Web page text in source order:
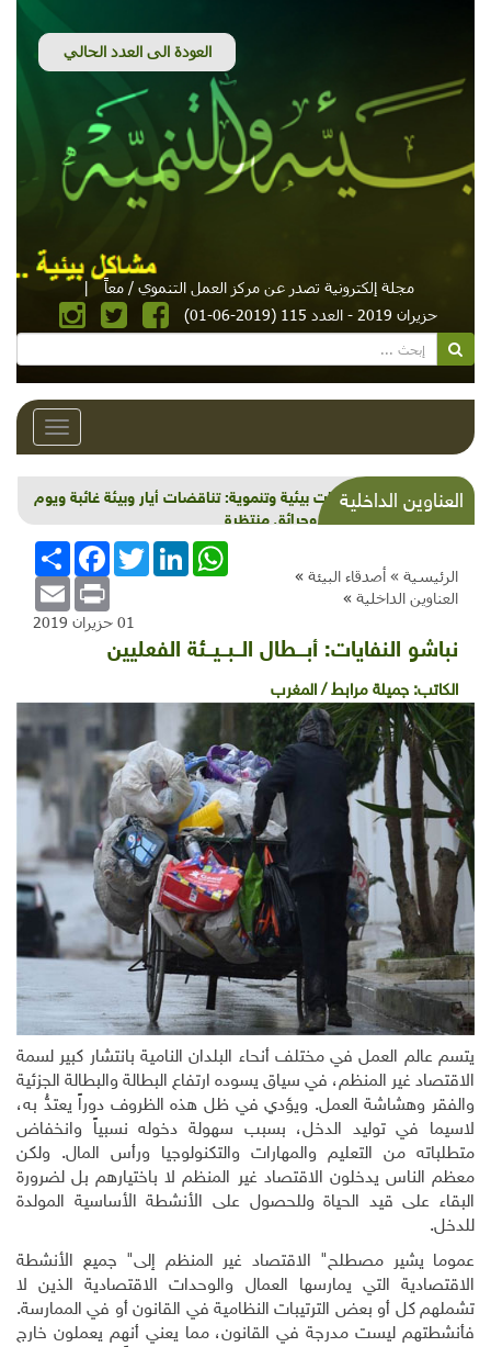
مجلة إلكترونية تصدر عن مركز العمل التنموي / معاً
|
حزيران 2019 - العدد 115 (2019-06-01)
Toggle
العناوين الداخليةشذرات بيئية وتنموية: تناقضات أيار وبيئة غائبة ويوم
عالمي وحرائق منتظرة
الرئيسية » أصدقاء البيئة »
العناوين الداخلية »
انشر
FacebookTwitterLinkedInWhatsApp
Email Print
01 حزيران 2019
نباشو النفايات: أبـــطال الــبــيــئة الفعليين
الكاتب: جميلة مرابط / المغرب
يتسم عالم العمل في مختلف أنحاء البلدان النامية بانتشار كبير لسمة
الاقتصاد غير المنظم، في سياق يسوده ارتفاع البطالة والبطالة الجزئية
والفقر وهشاشة العمل. ويؤدي في ظل هذه الظروف دوراً يعتدُّ به،
لاسيما في توليد الدخل، بسبب سهولة دخوله نسبياً وانخفاض
متطلباته من التعليم والمهارات والتكنولوجيا ورأس المال. ولكن
معظم الناس يدخلون الاقتصاد غير المنظم لا باختيارهم بل لضرورة
البقاء على قيد الحياة وللحصول على الأنشطة الأساسية المولدة
للدخل.
عموما يشير مصطلح" الاقتصاد غير المنظم إلى" جميع الأنشطة
الاقتصادية التي يمارسها العمال والوحدات الاقتصادية الذين لا
تشملهم كل أو بعض الترتيبات النظامية في القانون أو في الممارسة.
فأنشطتهم ليست مدرجة في القانون، مما يعني أنهم يعملون خارج